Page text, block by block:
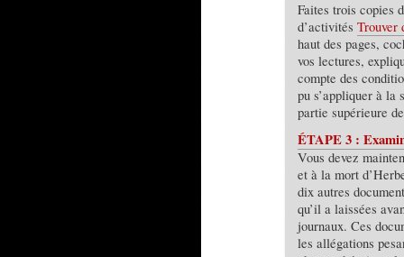
Faites trois copies
d’activités Trouver
haut des pages,
vos lectures,
compte des
pu s’appliquer à la
partie supérieure
ÉTAPE 3 :
Vous devez
et à la mort
dix autres
qu’il a laissées
journaux. Ces
les allégations